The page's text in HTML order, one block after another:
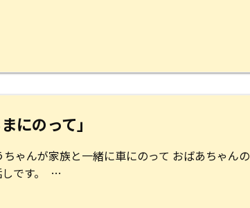
にのって」
ちゃんが家族と一緒に車にのって おばあちゃんの
しです。 …